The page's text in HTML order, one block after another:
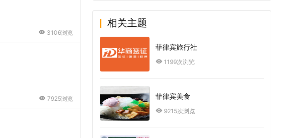
3106浏览
7925浏览
相关主题
菲律宾旅行社
1199次浏览
菲律宾美食
9215次浏览